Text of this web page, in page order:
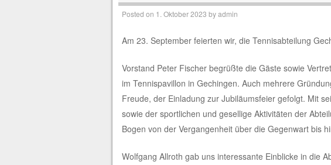
Posted on 1. Oktober 2023 byadmin
Am 23. September feierten wir, die Tennisabteilung
Vorstand Peter Fischer begrüßte die Gäste sowie
im Tennispavillon in Gechingen. Auch mehrere
Freude, der Einladung zur Jubiläumsfeier gefolgt. Mit
sowie der sportlichen und gesellige Aktivitäten der
Bogen von der Vergangenheit über die Gegenwart bis
Wolfgang Allroth gab uns interessante Einblicke in die